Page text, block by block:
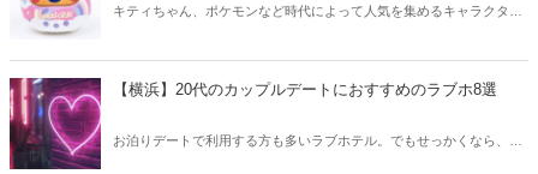
キティちゃん、ポケモンなど時代によって人気を集めるキャラクター
クしてみましょう。
【横浜】20代のカップルデートにおすすめのラブホ8選
お泊りデートで利用する方も多いラブホテル。でもせっかくなら、キ